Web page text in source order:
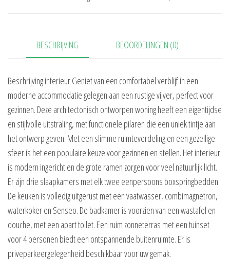
BESCHRIJVING BEOORDELINGEN (0)
Beschrijving interieur Geniet van een comfortabel verblijf in een
moderne accommodatie gelegen aan een rustige vijver, perfect voor
gezinnen. Deze architectonisch ontworpen woning heeft een eigentijdse
en stijlvolle uitstraling, met functionele pilaren die een uniek tintje aan
het ontwerp geven. Met een slimme ruimteverdeling en een gezellige
sfeer is het een populaire keuze voor gezinnen en stellen. Het interieur
is modern ingericht en de grote ramen zorgen voor veel natuurlijk licht.
Er zijn drie slaapkamers met elk twee eenpersoons boxspringbedden.
De keuken is volledig uitgerust met een vaatwasser, combimagnetron,
waterkoker en Senseo. De badkamer is voorzien van een wastafel en
douche, met een apart toilet. Een ruim zonneterras met een tuinset
voor 4 personen biedt een ontspannende buitenruimte. Er is
priveparkeergelegenheid beschikbaar voor uw gemak.